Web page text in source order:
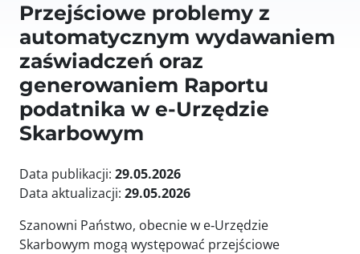
Przejściowe problemy z
automatycznym wydawaniem
zaświadczeń oraz
generowaniem Raportu
podatnika w e-Urzędzie
Skarbowym
Data publikacji: 29.05.2026
Data aktualizacji: 29.05.2026
Szanowni Państwo, obecnie w e‑Urzędzie
Skarbowym mogą występować przejściowe